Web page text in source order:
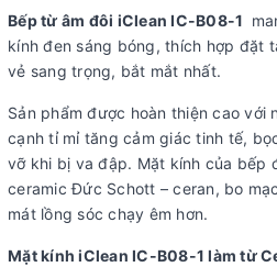
Bếp từ âm đôi iClean IC-B08-1
kính đen sáng bóng, thích hợp đặt
vẻ sang trọng, bắt mắt nhất.
Sản phẩm được hoàn thiện cao
cạnh tỉ mỉ tăng cảm giác tinh tế,
vỡ khi bị va đập. Mặt kính của bếp
ceramic Đức Schott – ceran, bo
mát lồng sóc chạy êm hơn.
Mặt kính iClean IC-B08-1 làm từ